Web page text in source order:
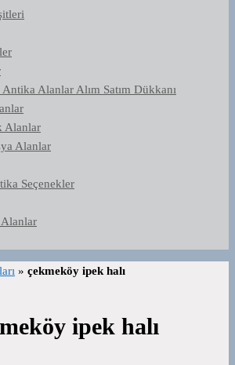
Alanlar Alım Satım Dükkanı
Alanlar
Alanlar
Seçenekler
» çekmeköy ipek halı
ipek halı